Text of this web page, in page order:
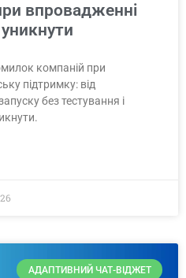
впровадженні
уникнути
компаній при
підтримку: від
без тестування і
АДАПТИВНИЙ ЧАТ-ВІДЖЕТ